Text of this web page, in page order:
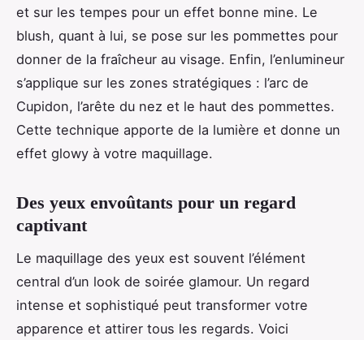
et sur les tempes pour un effet bonne mine. Le
blush, quant à lui, se pose sur les pommettes pour
donner de la fraîcheur au visage. Enfin, l’enlumineur
s’applique sur les zones stratégiques : l’arc de
Cupidon, l’arête du nez et le haut des pommettes.
Cette technique apporte de la lumière et donne un
effet glowy à votre maquillage.
Des yeux envoûtants pour un regard
captivant
Le maquillage des yeux est souvent l’élément
central d’un look de soirée glamour. Un regard
intense et sophistiqué peut transformer votre
apparence et attirer tous les regards. Voici